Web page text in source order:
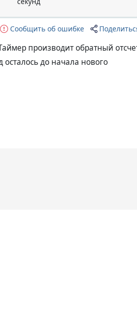
Сообщить об ошибке
производит обратный
осталось до начала нового